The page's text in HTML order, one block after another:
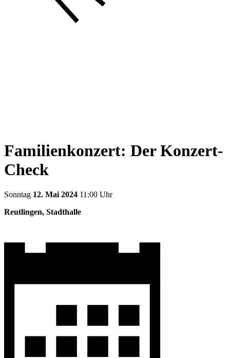
Familienkonzert: Der Konzert-
Check
Sonntag 12. Mai 2024 11:00 Uhr
Reutlingen, Stadthalle